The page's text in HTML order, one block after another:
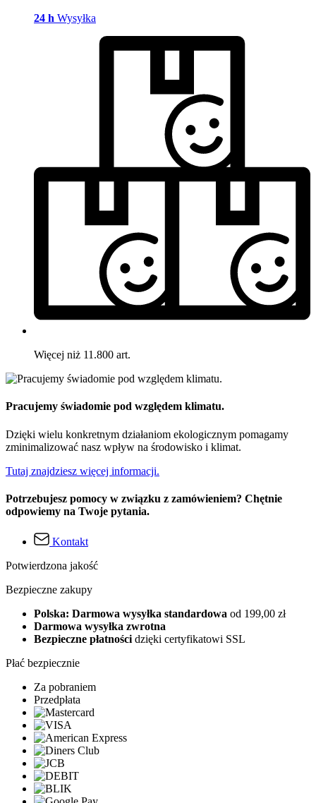
24 h Wysyłka
Więcej niż 11.800 art.
Pracujemy świadomie pod względem klimatu.
Dzięki wielu konkretnym działaniom ekologicznym pomagamy
zminimalizować nasz wpływ na środowisko i klimat.
Tutaj znajdziesz więcej informacji.
Potrzebujesz pomocy w związku z zamówieniem? Chętnie
odpowiemy na Twoje pytania.
Kontakt
Potwierdzona jakość
Bezpieczne zakupy
Polska: Darmowa wysyłka standardowa od 199,00 zł
Darmowa wysyłka zwrotna
Bezpieczne płatności dzięki certyfikatowi SSL
Płać bezpiecznie
Za pobraniem
Przedpłata